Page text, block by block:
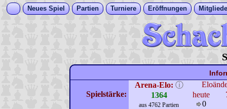
Neues Spiel Partien Turniere Eröffnungen
Spielstärke:
Arena-Elo: ⓘ
1364
aus 4762 Partien
heute
0